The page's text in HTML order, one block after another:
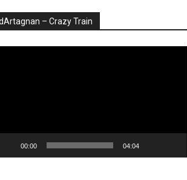
– Crazy Train
00:00 04:04